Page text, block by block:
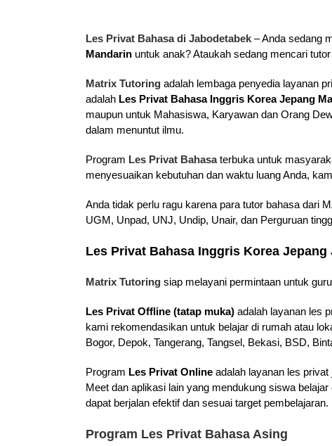
Les Privat Bahasa di Jabodetabek – Anda sedang
Mandarin untuk anak? Ataukah sedang mencari tutor
Matrix Tutoring adalah lembaga penyedia layanan
adalah Les Privat Bahasa Inggris Korea Jepang
maupun untuk Mahasiswa, Karyawan dan Orang
dalam menuntut ilmu.
Program Les Privat Bahasaterbuka untuk
menyesuaikan kebutuhan dan waktu luang Anda,
Anda tidak perlu ragu karena para tutor bahasa dari
UGM, Unpad, UNJ, Undip, Unair, dan Perguruan
Les Privat Bahasa Inggris Korea
Matrix Tutoring siap melayani permintaan untuk
Les Privat Offline (tatap muka) adalah layanan les
kami rekomendasikan untuk belajar di rumah atau
Bogor, Depok, Tangerang, Tangsel, Bekasi, BSD,
Program Les Privat Online adalah layanan les
Meet dan aplikasi lain yang mendukung siswa
dapat berjalan efektif dan sesuai target
Program Les Privat Bahasa Asing